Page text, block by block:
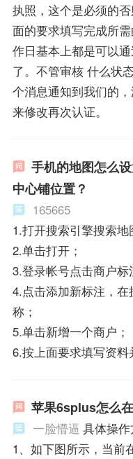
执照，这个是必须的
面的要求填写完成所
作日基本上都是可以
了。不管审核 什么状
个消息通知到我们的
来修改再次认证。
手机的地图怎么
中心铺位置？
165665
1.打开搜索引擎搜索地
2.单击打开；
3.登录帐号点击商户标
4.点击添加新标注，
称；
5.单击新增一个商户；
6.按上面要求填写资料
苹果6splus怎么
一脸懵逼 具体操
1、如下图所示，当前